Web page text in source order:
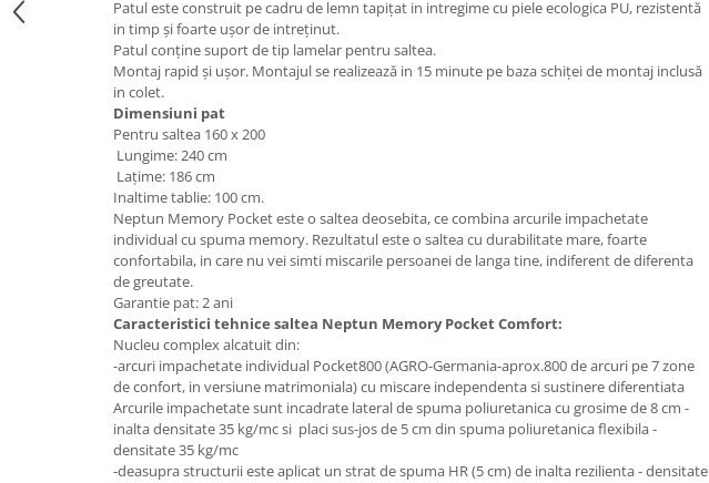
Scaune gradinita
Set mese si scaune gradinita
Mobilier copii
Mobila camera copii
Scaune birou pentru copii
Saltele patuturi copii
Masa si scaune gradinita
Seturi comode living si dormitor
Patul este construit pe cadru de lemn tapiţat in intregime cu piele ecologica PU, rezistentă
in timp și foarte ușor de intreţinut.
Patul conţine suport de tip lamelar pentru saltea.
Montaj rapid și ușor. Montajul se realizează in 15 minute pe baza schiţei de montaj inclusă
in colet.
Dimensiuni pat
Pentru saltea 160 x 200
Lungime: 240 cm
Laţime: 186 cm
Inaltime tablie: 100 cm.
Neptun Memory Pocket este o saltea deosebita, ce combina arcurile impachetate
individual cu spuma memory. Rezultatul este o saltea cu durabilitate mare, foarte
confortabila, in care nu vei simti miscarile persoanei de langa tine, indiferent de diferenta
de greutate.
Garantie pat: 2 ani
Caracteristici tehnice saltea Neptun Memory Pocket Comfort:
Nucleu complex alcatuit din:
-arcuri impachetate individual Pocket800 (AGRO-Germania-aprox.800 de arcuri pe 7 zone
de confort, in versiune matrimoniala) cu miscare independenta si sustinere diferentiata
Arcurile impachetate sunt incadrate lateral de spuma poliuretanica cu grosime de 8 cm -
inalta densitate 35 kg/mc si placi sus-jos de 5 cm din spuma poliuretanica flexibila -
densitate 35 kg/mc
-deasupra structurii este aplicat un strat de spuma HR (5 cm) de inalta rezilienta - densitate